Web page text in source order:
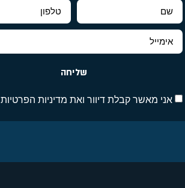
אני מאשר קבלת דיוור ואת מדיניות הפרטיות
שליחה